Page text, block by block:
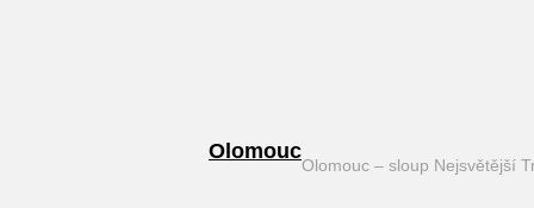
Olomouc
Olomouc – sloup Nejsvětější